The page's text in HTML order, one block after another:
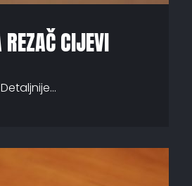
REZAČ CIJEVI
Detaljnije...